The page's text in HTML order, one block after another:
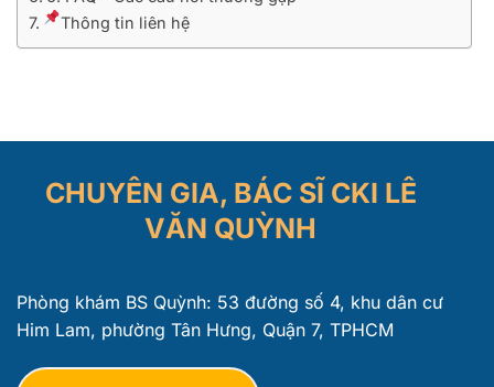
Thông tin liên hệ
CHUYÊN GIA, BÁC SĨ CKI LÊ
VĂN QUỲNH
Phòng khám BS Quỳnh: 53 đường số 4, khu dân cư
Him Lam, phường Tân Hưng, Quận 7, TPHCM